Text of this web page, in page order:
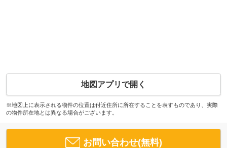
地図アプリで開く
※地図上に表示される物件の位置は付近住所に所在することを表すものであり、実際
の物件所在地とは異なる場合がございます。
お問い合わせ(無料)